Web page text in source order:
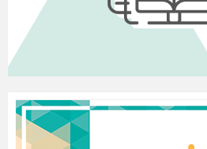
А) підшкірній жировій
В) епідермісі
6. Пухирці на шкірі
А) першого ступеня